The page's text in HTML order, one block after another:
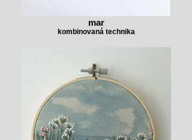
mar
kombinovaná technika